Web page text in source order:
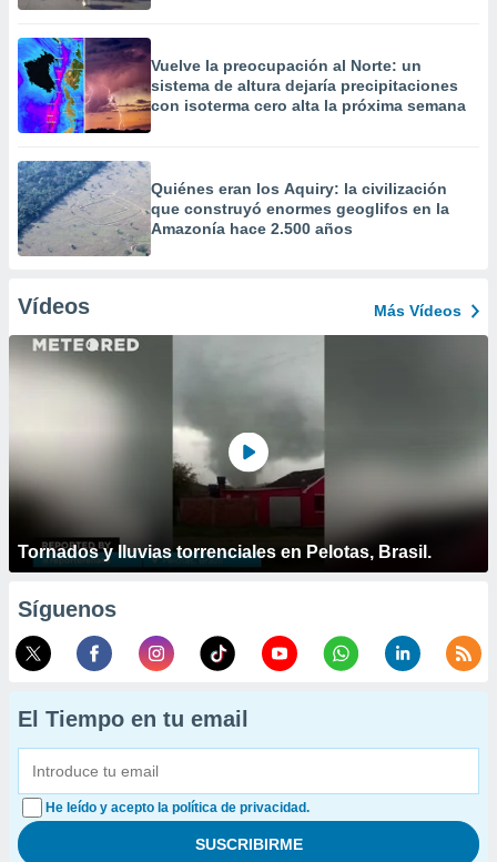
Vuelve la preocupación al Norte: un
sistema de altura dejaría precipitaciones
con isoterma cero alta la próxima semana
Quiénes eran los Aquiry: la civilización
que construyó enormes geoglifos en la
Amazonía hace 2.500 años
Vídeos Más Vídeos
Tornados y lluvias torrenciales en Pelotas, Brasil.
Síguenos
El Tiempo en tu email
He leído y acepto la política de privacidad.